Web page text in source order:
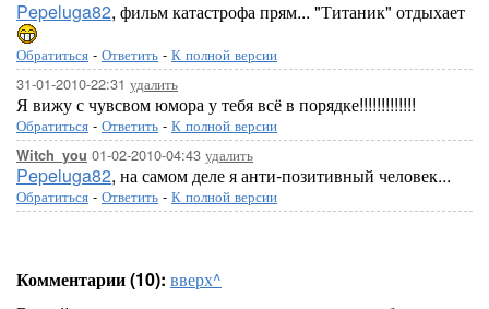
Pepeluga82, фильм катастрофа прям... "Титаник" отдыхает
Обратиться - Ответить - К полной версии
31-01-2010-22:31 удалить
Я вижу с чувсвом юмора у тебя всё в порядке!!!!!!!!!!!!!
Обратиться - Ответить - К полной версии
Witch_you 01-02-2010-04:43 удалить
Pepeluga82, на самом деле я анти-позитивный человек...
Обратиться - Ответить - К полной версии
Комментарии (10): вверх^